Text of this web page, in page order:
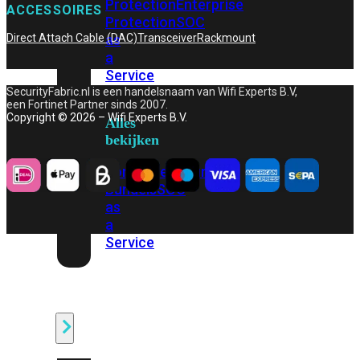
ProtectionEnterprise
ProtectionSOC
as
a
Service
Alles
bekijken
FortiCare Security
BundelsSOC
as
a
Service
ACCESSOIRES
Direct Attach Cable (DAC)TransceiverRackmount
SecurityFabric.nl is een handelsnaam van Wifi Experts B.V,
een Fortinet Partner sinds 2007.
Copyright © 2026 – Wifi Experts B.V.